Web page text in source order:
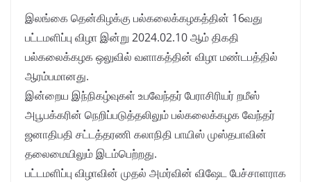
இலங்கை தென்கிழக்கு பல்கலைக்கழகத்தின் 16வது
பட்டமளிப்பு விழா இன்று 2024.02.10 ஆம் திகதி
பல்கலைக்கழக ஒலுவில் வளாகத்தின் விழா மண்டபத்தில்
ஆரம்பமானது.
இன்றைய இந்நிகழ்வுகள் உபவேந்தர் பேராசிரியர் றமீஸ்
அபூபக்கரின் நெறிப்படுத்தலிலும் பல்கலைக்கழக வேந்தர்
ஜனாதிபதி சட்டத்தரணி கலாநிதி பாயிஸ் முஸ்தபாவின்
தலைமையிலும் இடம்பெற்றது.
பட்டமளிப்பு விழாவின் முதல் அமர்வின் விஷேட பேச்சாளராக